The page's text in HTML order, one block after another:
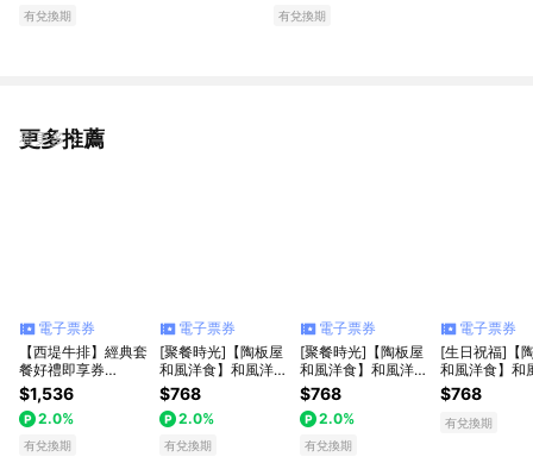
有兌換期 有兌換期
更多推薦
看更多
電子票券
【西堤牛排】經典套
餐好禮即享券
($768)2份套餐組(一
次抵用)(限內用)
$1,536
2.0%
有兌換期
電子票券
[聚餐時光]【陶板屋
和風洋食】和風洋食
套餐好禮即享券
($768)
$768
2.0%
有兌換期
電子票券
[聚餐時光]【陶板屋
和風洋食】和風洋食
套餐好禮即享券
($768)(一次需購買2
張)
$768
2.0%
有兌換期
電子票券
[生日祝福]【
和風洋食】和
套餐好禮即享
($768)
$768
有兌換期